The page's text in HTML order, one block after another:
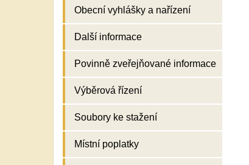
Obecní vyhlášky a nařízení
Další informace
Povinně zveřejňované informace
Výběrová řízení
Soubory ke stažení
Místní poplatky